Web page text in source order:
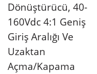
Dönüştürücü, 40-
160Vdc 4:1 Geniş
Giriş Aralığı Ve
Uzaktan
Açma/Kapama